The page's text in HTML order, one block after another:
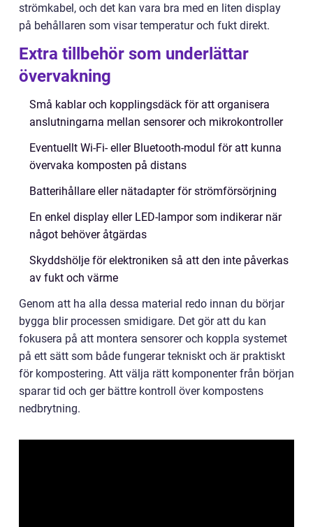
strömkabel, och det kan vara bra med en liten display
på behållaren som visar temperatur och fukt direkt.
Extra tillbehör som underlättar
övervakning
Små kablar och kopplingsdäck för att organisera
anslutningarna mellan sensorer och mikrokontroller
Eventuellt Wi-Fi- eller Bluetooth-modul för att kunna
övervaka komposten på distans
Batterihållare eller nätadapter för strömförsörjning
En enkel display eller LED-lampor som indikerar när
något behöver åtgärdas
Skyddshölje för elektroniken så att den inte påverkas
av fukt och värme
Genom att ha alla dessa material redo innan du börjar
bygga blir processen smidigare. Det gör att du kan
fokusera på att montera sensorer och koppla systemet
på ett sätt som både fungerar tekniskt och är praktiskt
för kompostering. Att välja rätt komponenter från början
sparar tid och ger bättre kontroll över kompostens
nedbrytning.